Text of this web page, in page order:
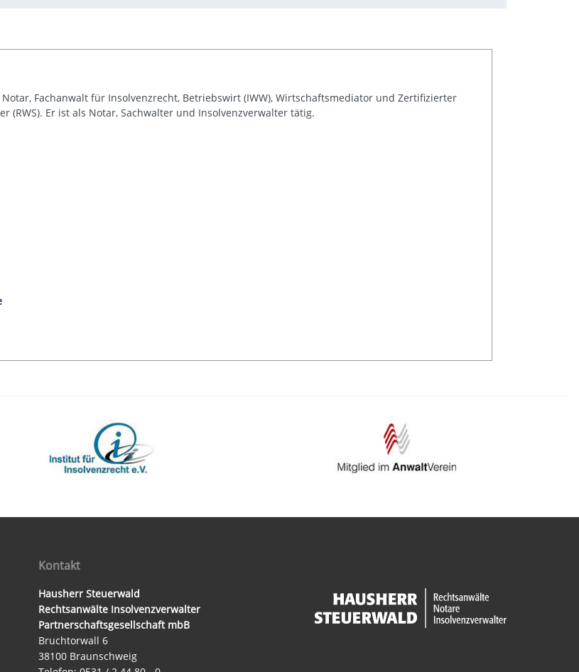
Fachanwalt für Insolvenzrecht, Betriebswirt (IWW), Wirtschaftsmediator und Zertifizierter
(RWS). Er ist als Notar, Sachwalter und Insolvenzverwalter tätig.
Kontakt
Hausherr Steuerwald
Rechtsanwälte Insolvenzverwalter
Partnerschaftsgesellschaft mbB
Bruchtorwall 6
38100 Braunschweig